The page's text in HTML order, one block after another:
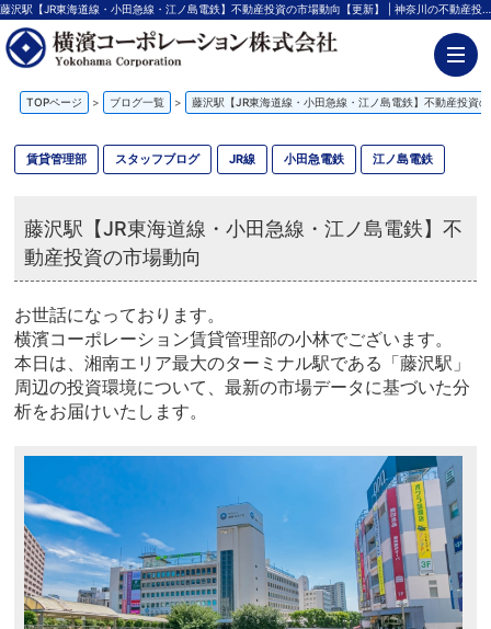
藤沢駅【JR東海道線・小田急線・江ノ島電鉄】不動産投資の市場動向【更新】 | 神奈川の不動産投資、新築アパート経営は横濱コーポレーション
TOPページ > ブログ一覧 > 藤沢駅【JR東海道線・小田急線・江ノ島電鉄】不動産投資
賃貸管理部 スタッフブログ JR線 小田急電鉄 江ノ島電鉄
藤沢駅【JR東海道線・小田急線・江ノ島電鉄】不
動産投資の市場動向
お世話になっております。
横濱コーポレーション賃貸管理部の小林でございます。
本日は、湘南エリア最大のターミナル駅である「藤沢駅」
周辺の投資環境について、最新の市場データに基づいた分
析をお届けいたします。